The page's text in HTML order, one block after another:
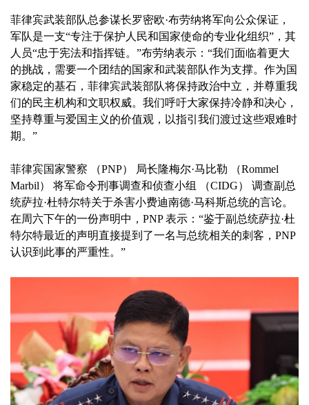
菲律宾武装部队总参谋长罗密欧·布劳纳将军向公众保证，
军队是一支“专注于保护人民和国家使命的专业化组织”，其
人员“忠于宪法和指挥链。”布劳纳表示：“我们面临着更大
的挑战，需要一个团结的国家和武装部队作为支撑。作为国
家稳定的基石，菲律宾武装部队将保持政治中立，并尊重我
们的民主机构和文职权威。我们呼吁大家保持冷静和决心，
坚持尊重与爱国主义的价值观，以指引我们渡过这些艰难时
期。”
菲律宾国家警察 （PNP） 局长隆梅尔·马比勒 （Rommel
Marbil） 将军命令刑事调查和侦查小组 （CIDG） 调查副总
统萨拉·杜特尔特关于杀害小费迪南德·马科斯总统的言论。
在周六下午的一份声明中，PNP 表示：“鉴于副总统萨拉·杜
特尔特最近的声明直接提到了一名与总统相关的刺客，PNP
认识到此事的严重性。”